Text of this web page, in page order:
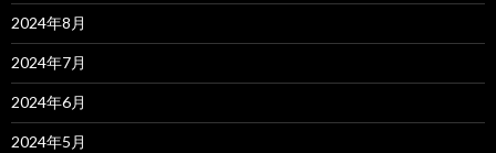
2024年8月
2024年7月
2024年6月
2024年5月